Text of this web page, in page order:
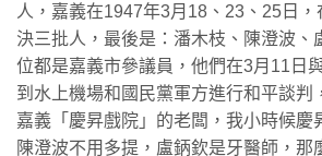
人，嘉義在1947年3月18、23、25日
決三批人，最後是：潘木枝、陳澄波、
位都是嘉義市參議員，他們在3月11日
到水上機場和國民黨軍方進行和平談判
嘉義「慶昇戲院」的老闆，我小時候慶
陳澄波不用多提，盧鈵欽是牙醫師，那